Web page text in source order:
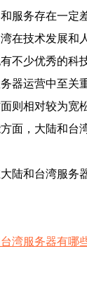
服务存在一定
在技术发展和
不少优秀的科
器运营中至关
则相对较为宽
面，大陆和台
陆和台湾服务
湾服务器有哪